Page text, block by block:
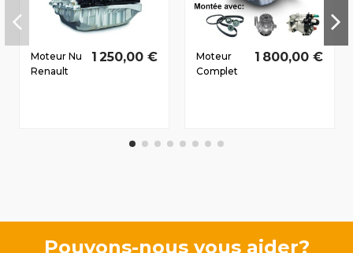
Moteur Nu
Renault
1 250,00 €
Moteur
Complet
Dès 2008
1 800,00 €
Pouvons-nous vous aider?